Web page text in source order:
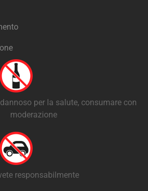
per la salute, consumare con
moderazione
responsabilmente